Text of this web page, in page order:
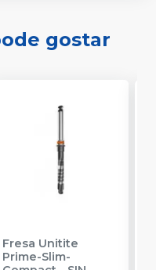
gostar
Fresa Unitite
Prime-Slim-